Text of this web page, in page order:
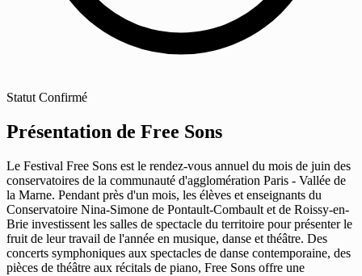
Statut Confirmé
Présentation de Free Sons
Le Festival Free Sons est le rendez-vous annuel du mois de juin des
conservatoires de la communauté d'agglomération Paris - Vallée de
la Marne. Pendant près d'un mois, les élèves et enseignants du
Conservatoire Nina-Simone de Pontault-Combault et de Roissy-en-
Brie investissent les salles de spectacle du territoire pour présenter le
fruit de leur travail de l'année en musique, danse et théâtre. Des
concerts symphoniques aux spectacles de danse contemporaine, des
pièces de théâtre aux récitals de piano, Free Sons offre une